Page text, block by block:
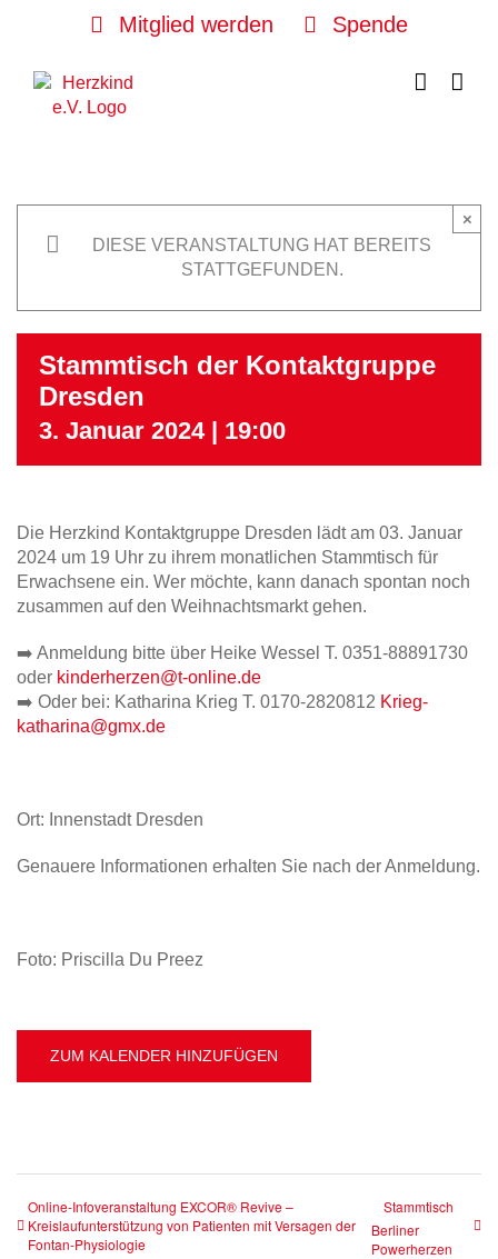
Mitglied werden Spende
DIESE VERANSTALTUNG HAT BEREITS
STATTGEFUNDEN.
×
Stammtisch der Kontaktgruppe
Dresden
3. Januar 2024 | 19:00
Die Herzkind Kontaktgruppe Dresden lädt am 03. Januar
2024 um 19 Uhr zu ihrem monatlichen Stammtisch für
Erwachsene ein. Wer möchte, kann danach spontan noch
zusammen auf den Weihnachtsmarkt gehen.
➡️ Anmeldung bitte über Heike Wessel T. 0351-88891730
oder kinderherzen@t-online.de
➡️ Oder bei: Katharina Krieg T. 0170-2820812 Krieg-
katharina@gmx.de
Ort: Innenstadt Dresden
Genauere Informationen erhalten Sie nach der Anmeldung.
Foto: Priscilla Du Preez
ZUM KALENDER HINZUFÜGEN
Online-Infoveranstaltung EXCOR® Revive –
Kreislaufunterstützung von Patienten mit Versagen der
Fontan-Physiologie
Stammtisch
Berliner
Powerherzen